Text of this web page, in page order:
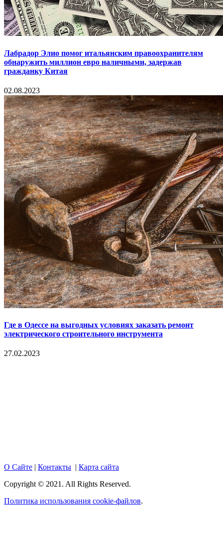
Лабрадор Элио помог итальянским правоохранителям
обнаружить миллион евро наличными, задержав
гражданку Китая
02.08.2023
Где в Одессе на выгодных условиях заказать ремонт
электрического строительного инструмента
27.02.2023
О Сайте | Контакты | Карта сайта
Copyright © 2021. All Rights Reserved.
Политика использования cookie-файлов.